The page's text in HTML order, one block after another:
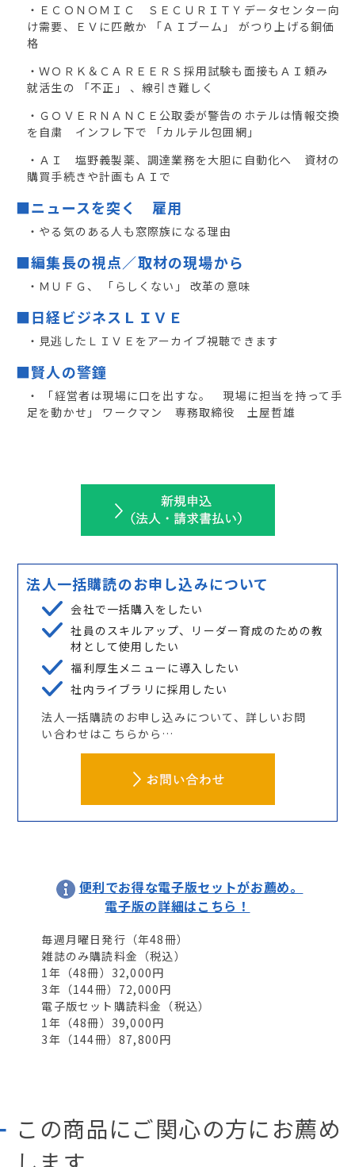
・ＥＣＯＮＯＭＩＣ ＳＥＣＵＲＩＴＹデータセンター向
け需要、ＥＶに匹敵か 「ＡＩブーム」 がつり上げる銅価
格
・ＷＯＲＫ＆ＣＡＲＥＥＲＳ採用試験も面接もＡＩ頼み
就活生の 「不正」 、線引き難しく
・ＧＯＶＥＲＮＡＮＣＥ公取委が警告のホテルは情報交換
を自粛 インフレ下で 「カルテル包囲網」
・ＡＩ 塩野義製薬、調達業務を大胆に自動化へ 資材の
購買手続きや計画もＡＩで
■ニュースを突く 雇用
・やる気のある人も窓際族になる理由
■編集長の視点／取材の現場から
・ＭＵＦＧ、 「らしくない」 改革の意味
■日経ビジネスＬＩＶＥ
・見逃したＬＩＶＥをアーカイブ視聴できます
■賢人の警鐘
・ 「経営者は現場に口を出すな。 現場に担当を持って手
足を動かせ」 ワークマン 専務取締役 土屋哲雄
法人一括購読のお申し込みについて
会社で一括購入をしたい
社員のスキルアップ、リーダー育成のための教
材として使用したい
福利厚生メニューに導入したい
社内ライブラリに採用したい
法人一括購読のお申し込みについて、詳しいお問
い合わせはこちらから…
便利でお得な電子版セットがお薦め。
電子版の詳細はこちら！
毎週月曜日発行 （年48冊）
雑誌のみ購読料金（税込）
1年（48冊）32,000円
3年（144冊）72,000円
電子版セット購読料金（税込）
1年（48冊）39,000円
3年（144冊）87,800円
この商品にご関心の方にお薦め